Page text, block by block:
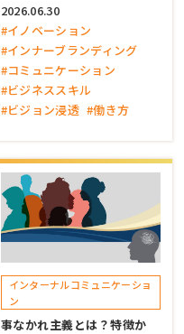
2026.06.30
#イノベーション
#インナーブランディング
#コミュニケーション
#ビジネススキル
#ビジョン浸透 #働き方
インターナルコミュニケーショ
ン
事なかれ主義とは？特徴か